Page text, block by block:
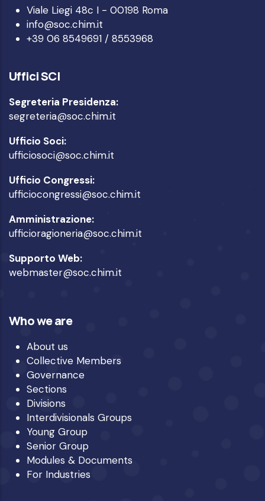
Viale Liegi 48c I - 00198 Roma
info@soc.chim.it
+39 06 8549691 / 8553968
Uffici SCI
Segreteria Presidenza:
segreteria@soc.chim.it
Ufficio Soci:
ufficiosoci@soc.chim.it
Ufficio Congressi:
ufficiocongressi@soc.chim.it
Amministrazione:
ufficioragioneria@soc.chim.it
Supporto Web:
webmaster@soc.chim.it
Who we are
About us
Collective Members
Governance
Sections
Divisions
Interdivisionals Groups
Young Group
Senior Group
Modules & Documents
For Industries